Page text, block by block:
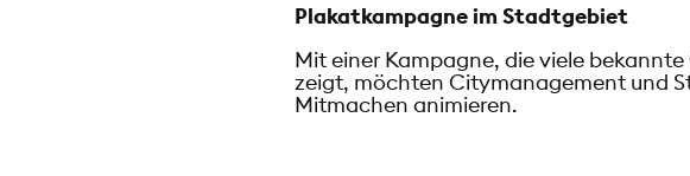
Plakatkampagne im Stadtgebiet
Mit einer Kampagne, die viele
zeigt, möchten Citymanagement und
Mitmachen animieren.